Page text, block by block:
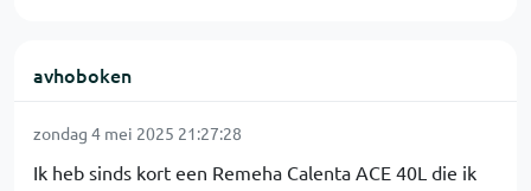
avhoboken
zondag 4 mei 2025 21:27:28
Ik heb sinds kort een Remeha Calenta ACE 40L die ik